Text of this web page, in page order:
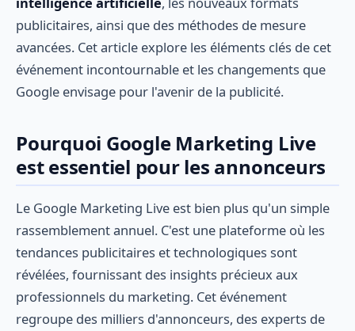
publicitaires, ainsi que des méthodes de mesure
avancées. Cet article explore les éléments clés de cet
événement incontournable et les changements que
Google envisage pour l'avenir de la publicité.
Pourquoi Google Marketing Live
est essentiel pour les annonceurs
Le Google Marketing Live est bien plus qu'un simple
rassemblement annuel. C'est une plateforme où les
tendances publicitaires et technologiques sont
révélées, fournissant des insights précieux aux
professionnels du marketing. Cet événement
regroupe des milliers d'annonceurs, des experts de